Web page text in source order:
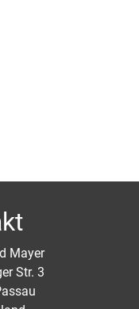
Mayer
Str. 3